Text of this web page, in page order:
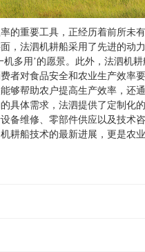
的重要工具，正经历着前所未有
，法泗机耕船采用了先进的
多用’的愿景。此外，法泗机
者对食品安全和农业生产效
够帮助农户提高生产效率，
具体需求，法泗提供了定制
备维修、零部件供应以及技
耕船技术的最新进展，更是